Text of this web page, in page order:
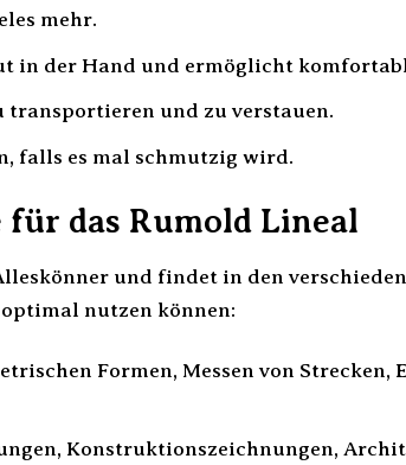
mehr.
in der Hand und ermöglicht
transportieren und zu verstauen.
falls es mal schmutzig wird.
das Rumold Lineal
und findet in den
nutzen können:
Formen, Messen von
Konstruktionszeichnungen,